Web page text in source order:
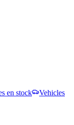
en stock
Vehicles